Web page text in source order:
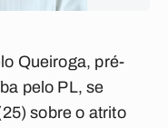
Queiroga, pré-
pelo PL, se
sobre o atrito